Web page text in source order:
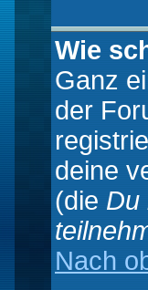
Wie
Ganz
der
deine
(die Du
Nach